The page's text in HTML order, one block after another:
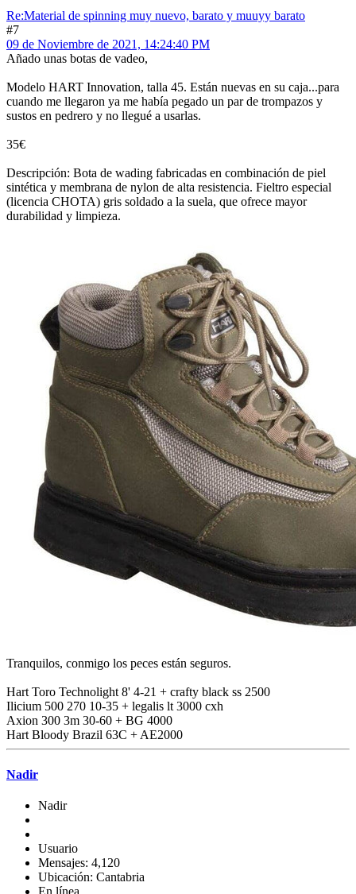
Re:Material de spinning muy nuevo, barato y muuyy barato
#7
09 de Noviembre de 2021, 14:24:40 PM
Añado unas botas de vadeo,
Modelo HART Innovation, talla 45. Están nuevas en su caja...para
cuando me llegaron ya me había pegado un par de trompazos y
sustos en pedrero y no llegué a usarlas.
35€
Descripción: Bota de wading fabricadas en combinación de piel
sintética y membrana de nylon de alta resistencia. Fieltro especial
(licencia CHOTA) gris soldado a la suela, que ofrece mayor
durabilidad y limpieza.
Tranquilos, conmigo los peces están seguros.
Hart Toro Technolight 8' 4-21 + crafty black ss 2500
Ilicium 500 270 10-35 + legalis lt 3000 cxh
Axion 300 3m 30-60 + BG 4000
Hart Bloody Brazil 63C + AE2000
Nadir
Nadir
Usuario
Mensajes: 4,120
Ubicación: Cantabria
En línea